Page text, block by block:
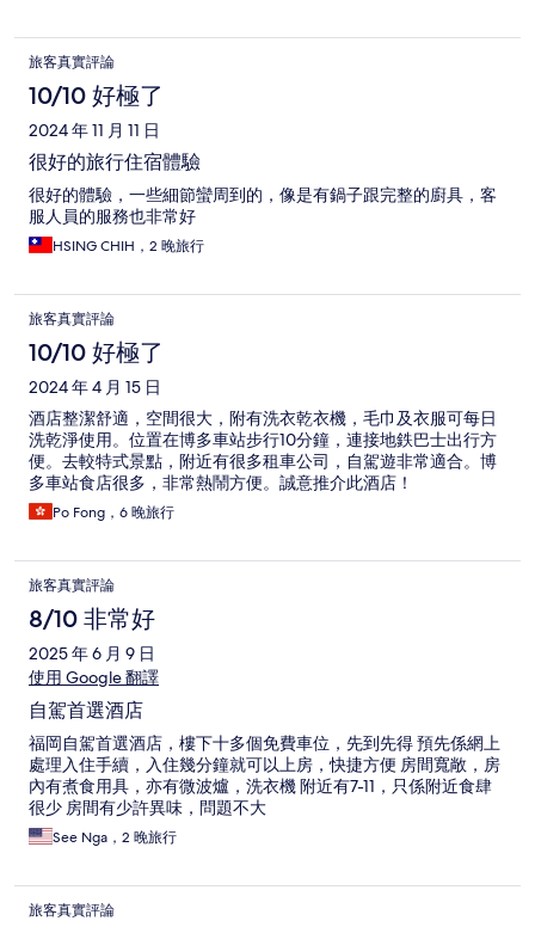
旅客真實評論
10/10 好極了
2024 年 11 月 11 日
很好的旅行住宿體驗
很好的體驗，一些細節蠻周到的，像是有鍋子跟完整的廚具，客
服人員的服務也非常好
HSING CHIH，2 晚旅行
旅客真實評論
10/10 好極了
2024 年 4 月 15 日
酒店整潔舒適，空間很大，附有洗衣乾衣機，毛巾及衣服可每日
洗乾淨使用。位置在博多車站步行10分鐘，連接地鉄巴士出行方
便。去較特式景點，附近有很多租車公司，自駕遊非常適合。博
多車站食店很多，非常熱鬧方便。誠意推介此酒店！
Po Fong，6 晚旅行
旅客真實評論
8/10 非常好
2025 年 6 月 9 日
使用 Google 翻譯
自駕首選酒店
福岡自駕首選酒店，樓下十多個免費車位，先到先得 預先係網上
處理入住手續，入住幾分鐘就可以上房，快捷方便 房間寬敞，房
內有煮食用具，亦有微波爐，洗衣機 附近有7-11，只係附近食肆
很少 房間有少許異味，問題不大
See Nga，2 晚旅行
旅客真實評論